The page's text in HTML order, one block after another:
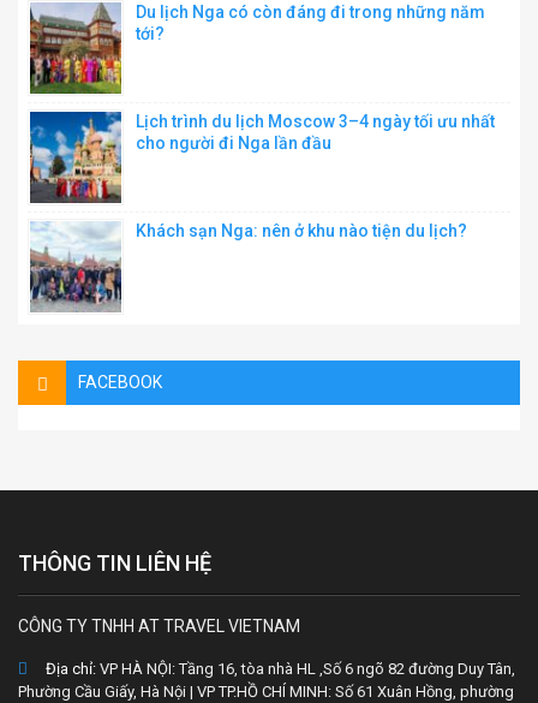
Du lịch Nga có còn đáng đi trong những năm
tới?
Lịch trình du lịch Moscow 3–4 ngày tối ưu nhất
cho người đi Nga lần đầu
Khách sạn Nga: nên ở khu nào tiện du lịch?
FACEBOOK
THÔNG TIN LIÊN HỆ
CÔNG TY TNHH AT TRAVEL VIETNAM
Địa chỉ: VP HÀ NỘI: Tầng 16, tòa nhà HL ,Số 6 ngõ 82 đường Duy Tân,
Phường Cầu Giấy, Hà Nội | VP TP.HỒ CHÍ MINH: Số 61 Xuân Hồng, phường